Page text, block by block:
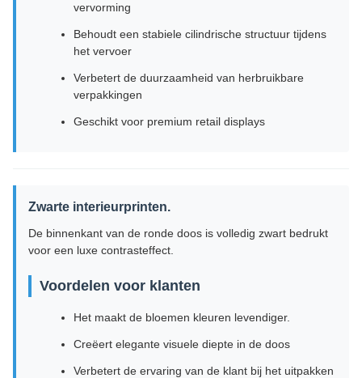
vervorming
Behoudt een stabiele cilindrische structuur tijdens
het vervoer
Verbetert de duurzaamheid van herbruikbare
verpakkingen
Geschikt voor premium retail displays
Zwarte interieurprinten.
De binnenkant van de ronde doos is volledig zwart bedrukt
voor een luxe contrasteffect.
Voordelen voor klanten
Het maakt de bloemen kleuren levendiger.
Creëert elegante visuele diepte in de doos
Verbetert de ervaring van de klant bij het uitpakken